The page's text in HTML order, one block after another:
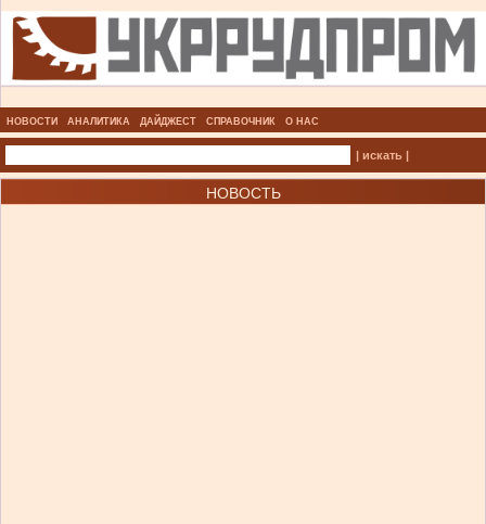
НОВОСТИ АНАЛИТИКА ДАЙДЖЕСТ СПРАВОЧНИК О НАС
| искать |
НОВОСТЬ